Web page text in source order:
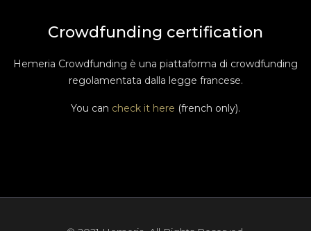
Crowdfunding certification
Hemeria Crowdfunding è una piattaforma di crowdfunding
regolamentata dalla legge francese.
You can check it here (french only).